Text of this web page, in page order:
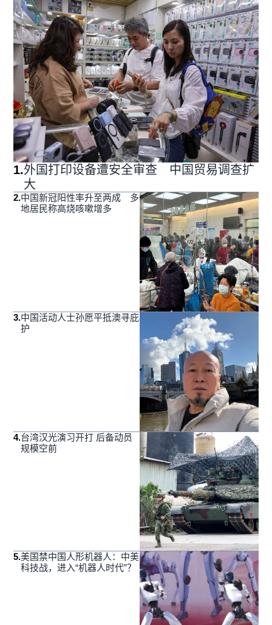
1.外国打印设备遭安全审查 中国贸易调查扩
大
2.中国新冠阳性率升至两成 多
地居民称高烧咳嗽增多
3.中国活动人士孙愿平抵澳寻庇
护
4.台湾汉光演习开打 后备动员
规模空前
5.美国禁中国人形机器人：中美
科技战，进入“机器人时代”？